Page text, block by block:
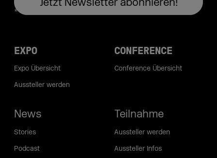
EXPO
Expo Übersicht
Aussteller werden
CONFERENCE
Conference Übersicht
News
Stories
Podcast
Teilnahme
Aussteller werden
Aussteller Infos